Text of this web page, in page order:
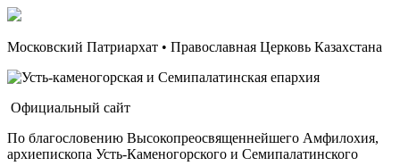
Московский Патриархат • Православная Церковь Казахстана
Официальный сайт
По благословению Высокопреосвященнейшего Амфилохия,
архиепископа Усть-Каменогорского и Семипалатинского